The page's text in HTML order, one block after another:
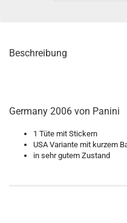
Beschreibung
Germany 2006 von Panini
1 Tüte mit Stickern
USA Variante mit kurzem
in sehr gutem Zustand